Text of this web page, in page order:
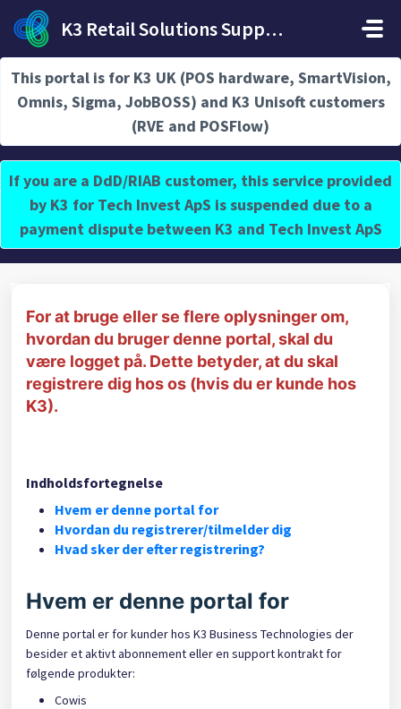
Gå til hovedindhold
K3 Retail Solutions Support
This portal is for K3 UK (POS hardware, SmartVision,
Omnis, Sigma, JobBOSS) and K3 Unisoft customers
(RVE and POSFlow)
If you are a DdD/RIAB customer, this service provided
by K3 for Tech Invest ApS is suspended due to a
payment dispute between K3 and Tech Invest ApS
Hjem ... Sådan registrerer du dig for at bruge portalen
Sådan registrerer du dig for at
bruge portalen
Ændret den Thu, 13 Jul, 2023 kl. 7:49 AM
For at bruge eller se flere oplysninger om,
hvordan du bruger denne portal, skal du
være logget på. Dette betyder, at du skal
registrere dig hos os (hvis du er kunde hos
K3).
Indholdsfortegnelse
Hvem er denne portal for
Hvordan du registrerer/tilmelder dig
Hvad sker der efter registrering?
Hvem er denne portal for
Denne portal er for kunder hos K3 Business Technologies der
besider et aktivt abonnement eller en support kontrakt for
følgende produkter:
Cowis